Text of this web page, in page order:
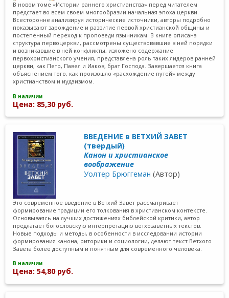
В новом томе «Истории раннего христианства» перед читателем
предстает во всем своем многообразии начальная эпоха церкви.
Всесторонне анализируя исторические источники, авторы подробно
показывают зарождение и развитие первой христианской общины и
постепенный переход к проповеди язычникам. В книге описана
структура первоцеркви, рассмотрены существовавшие в ней порядки
и возникавшие в ней конфликты, изложено содержание
первохристианского учения, представлена роль таких лидеров ранней
церкви, как Петр, Павел и Иаков, брат Господа. Завершается книга
объяснением того, как произошло «расхождение путей» между
христианством и иудаизмом.
В наличии
Цена: 85,30 руб.
ВВЕДЕНИЕ в ВЕТХИЙ ЗАВЕТ
(твердый)
Канон и христианское
воображение
Уолтер Брюггеман (Автор)
Это современное введение в Ветхий Завет рассматривает
формирование традиции его толкования в христианском контексте.
Основываясь на лучших достижениях библейской критики, автор
предлагает богословскую интерпретацию ветхозаветных текстов.
Новые подходы и методы, в особенности в исследовании истории
формирования канона, риторики и социологии, делают текст Ветхого
Завета более доступным и понятным для современного человека.
В наличии
Цена: 54,80 руб.